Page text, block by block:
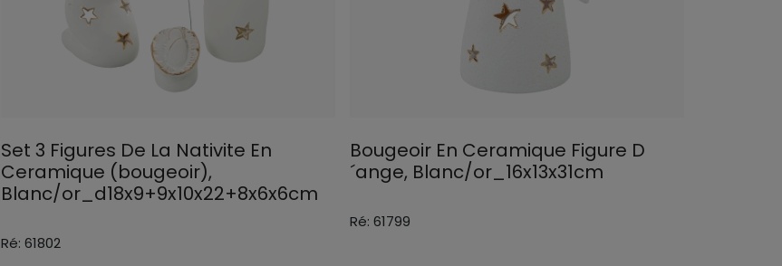
Set 3 Figures De La Nativite En
Ceramique (bougeoir),
Blanc/or_d18x9+9x10x22+8x6x6cm
Ré: 61802
Bougeoir En Ceramique Figure D
´ange, Blanc/or_16x13x31cm
Ré: 61799